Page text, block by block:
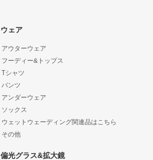
ウェア
アウターウェア
フーディー&トップス
Tシャツ
パンツ
アンダーウェア
ソックス
ウェットウェーディング関連品はこちら
その他
偏光グラス&拡大鏡